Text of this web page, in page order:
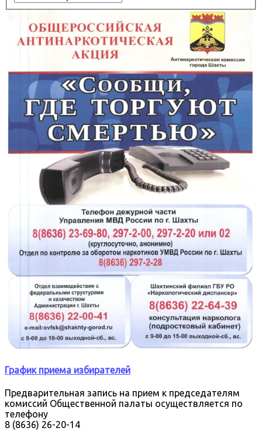
График приема избирателей
Предварительная запись на прием к председателям
комиссий Общественной палаты осуществляется по
телефону
8 (8636) 26-20-14